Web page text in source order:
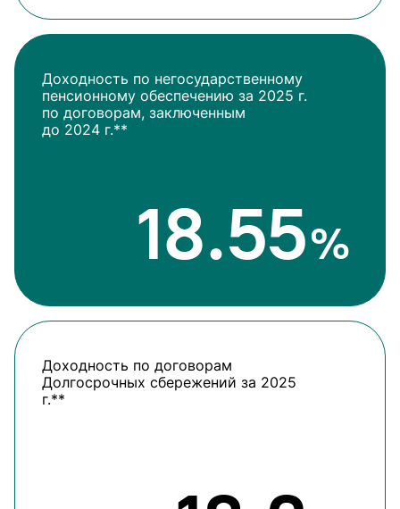
Доходность по негосударственному
пенсионному обеспечению за 2025 г.
по договорам, заключенным
до 2024 г.**
18.55%
Доходность по договорам
Долгосрочных сбережений за 2025
г.**